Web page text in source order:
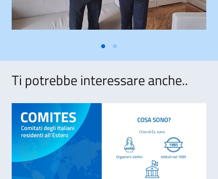
Ti potrebbe interessare anche..